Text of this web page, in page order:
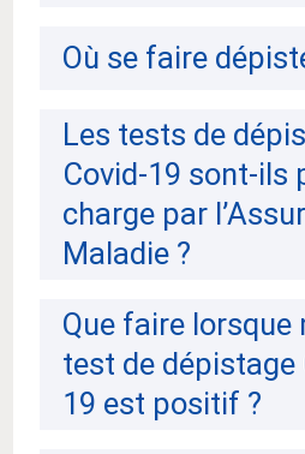
Où se faire
Les tests de
Covid-19 sont-ils
charge par
Maladie ?
Que faire lorsque
test de dépistage
19 est positif ?